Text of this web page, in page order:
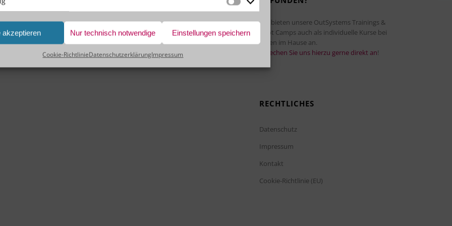
Marketing
akzeptieren Nur technisch notwendige Einstellungen speichern
Cookie-RichtlinieDatenschutzerklärungImpressum
Wir bieten unsere OutSystems Trainings &
Boot Camps auch als individuelle Kurse bei
Ihnen im Hause an.
Sprechen Sie uns hierzu gerne direkt an!
RECHTLICHES
Datenschutz
Impressum
Kontakt
Cookie-Richtlinie (EU)